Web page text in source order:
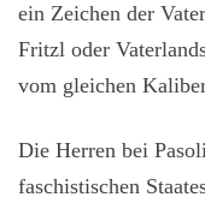
ein Zeichen der
Fritzl oder
vom gleichen
Die Herren bei
faschistischen